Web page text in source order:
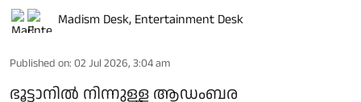
Madism Desk, Entertainment Desk
Published on: 02 Jul 2026, 3:04 am
ഭൂട്ടാനിൽ നിന്നുള്ള ആഡംബര